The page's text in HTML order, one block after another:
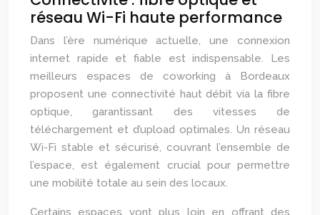
réseau Wi-Fi haute performance
Dans l’ère numérique actuelle, une connexion
internet rapide et fiable est indispensable. Les
meilleurs espaces de coworking à Bordeaux
proposent une connectivité haut débit via la fibre
optique, garantissant des vitesses de
téléchargement et d’upload optimales. Un réseau
Wi-Fi stable et sécurisé, couvrant l’ensemble de
l’espace, est également crucial pour permettre
une mobilité totale au sein des locaux.
Certains espaces vont plus loin en offrant des